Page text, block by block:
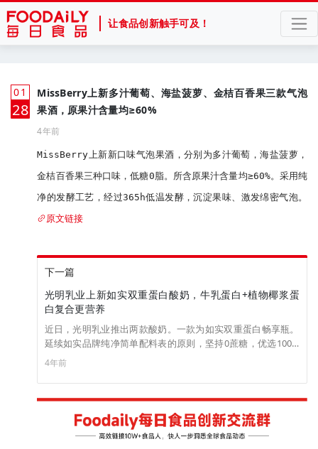
让食品创新触手可及！
01
月
28
MissBerry上新多汁葡萄、海盐菠萝、金桔百香果三款气泡
果酒，原果汁含量均≥60%
4年前
MissBerry上新新口味气泡果酒，分别为多汁葡萄，海盐菠萝，
金桔百香果三种口味，低糖0脂。所含原果汁含量均≥60%。采用纯
净的发酵工艺，经过365h低温发酵，沉淀果味、激发绵密气泡。
原文链接
下一篇
光明乳业上新如实双重蛋白酸奶，牛乳蛋白+植物椰浆蛋
白复合更营养
近日，光明乳业推出两款酸奶。一款为如实双重蛋白畅享瓶。
延续如实品牌纯净简单配料表的原则，坚持0蔗糖，优选100%
生牛乳发酵，每瓶蛋白质含量不少于33克，益生菌超过国家标
准100倍。另一款为蓝莓黑米粒风味发酵乳加拿大野生蓝莓和软
糯黑米相结合，带来美妙的口感。
4年前